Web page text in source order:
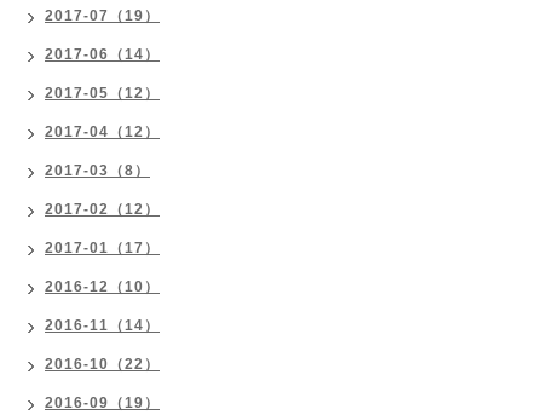
2017-07（19）
2017-06（14）
2017-05（12）
2017-04（12）
2017-03（8）
2017-02（12）
2017-01（17）
2016-12（10）
2016-11（14）
2016-10（22）
2016-09（19）